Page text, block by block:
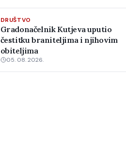
DRUŠTVO
Gradonačelnik Kutjeva uputio
čestitku braniteljima i njihovim
obiteljima
05. 08. 2026.